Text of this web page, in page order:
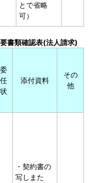
とで省略
可）
書類確認表(法人請求)
委
任
状
添付資料
その
他
・契約書の
写しまた